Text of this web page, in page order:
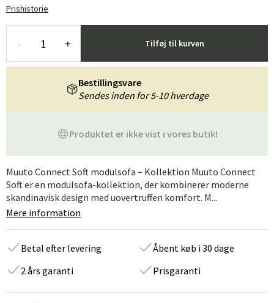
Prishistorie
- + Tilføj til kurven
Produktet er ikke vist i vores butik!
Bestillingsvare
Sendes inden for 5-10 hverdage
Muuto Connect Soft modulsofa – Kollektion Muuto Connect
Soft er en modulsofa-kollektion, der kombinerer moderne
skandinavisk design med uovertruffen komfort. M...
Mere information
Betal efter levering
Åbent køb i 30 dage
2 års garanti
Prisgaranti